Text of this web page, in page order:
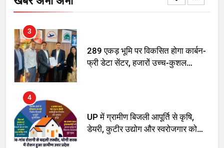
3
289 एकड़ भूमि पर विकसित होगा कार्बन-
फ्री डेटा सेंटर, हजारों उच्च-कुशल
4
UP में ग्रामीण बिजली आपूर्ति से कृषि,
डेयरी, कुटीर उद्योग और स्वरोजगार को